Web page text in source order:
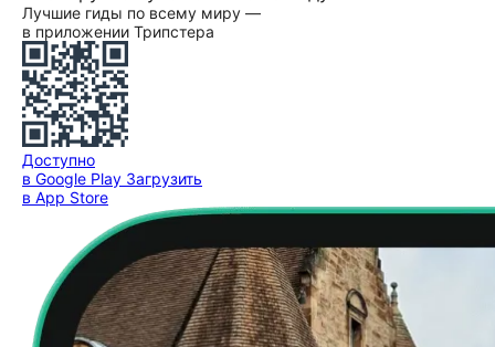
Лучшие гиды по всему миру —
в приложении Трипстера
Доступно
в Google Play Загрузить
в App Store